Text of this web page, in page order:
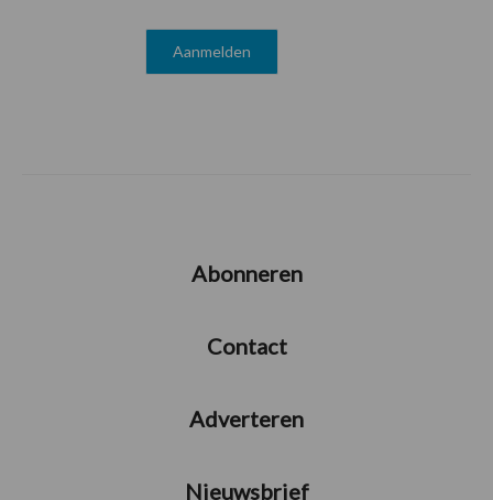
Abonneren
Contact
Adverteren
Nieuwsbrief